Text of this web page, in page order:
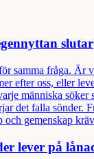
slutar
samma fråga. Är
efter oss, eller
människa söker
det falla sönder.
och gemenskap
lever på